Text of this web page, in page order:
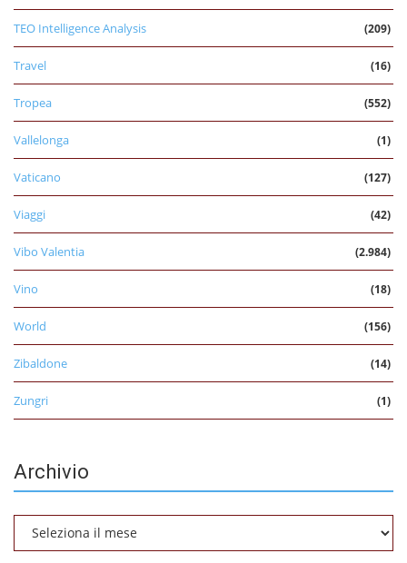
TEO Intelligence Analysis (209)
Travel (16)
Tropea (552)
Vallelonga (1)
Vaticano (127)
Viaggi (42)
Vibo Valentia (2.984)
Vino (18)
World (156)
Zibaldone (14)
Zungri (1)
Archivio
Archivio